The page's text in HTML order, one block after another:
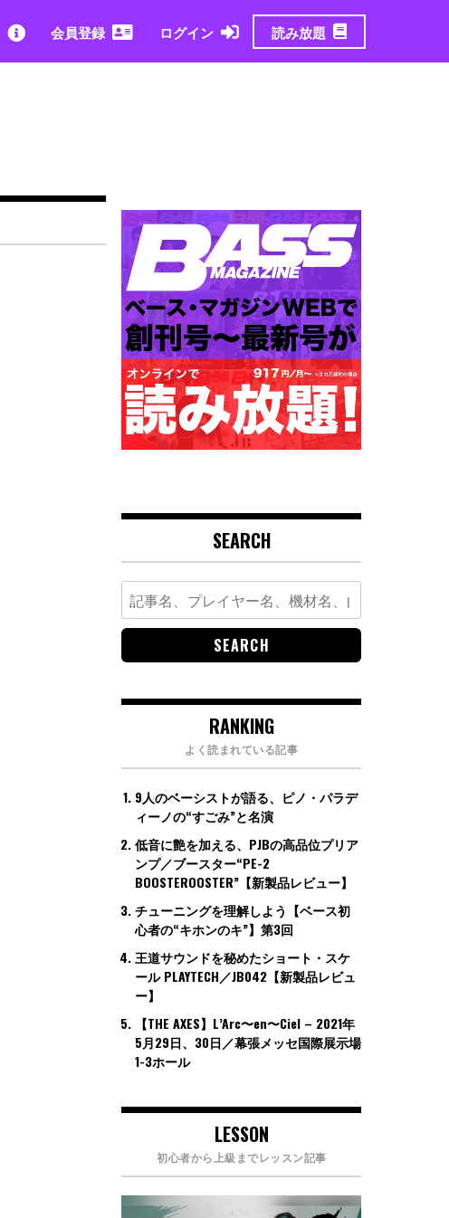
会員登録 ログイン 読み放題
SEARCH
Search
for:
RANKING
よく読まれている記事
9人のベーシストが語る、ピノ・パラデ
ィーノの“すごみ”と名演
低音に艶を加える、PJBの高品位プリア
ンプ／ブースター“PE-2
BOOSTEROOSTER”【新製品レビュー】
チューニングを理解しよう【ベース初
心者の“キホンのキ”】第3回
王道サウンドを秘めたショート・スケ
ール PLAYTECH／JB042【新製品レビュ
ー】
【THE AXES】L’Arc〜en〜Ciel – 2021年
5月29日、30日／幕張メッセ国際展示場
1-3ホール
LESSON
初心者から上級までレッスン記事